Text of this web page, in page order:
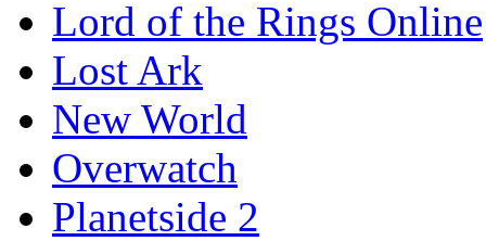
Lord of the Rings Online
Lost Ark
New World
Overwatch
Planetside 2